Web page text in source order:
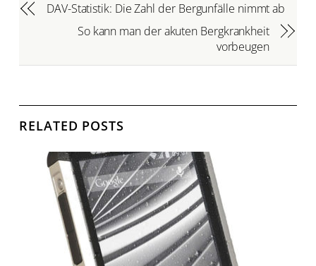
DAV-Statistik: Die Zahl der Bergunfälle nimmt ab
So kann man der akuten Bergkrankheit
vorbeugen
RELATED POSTS